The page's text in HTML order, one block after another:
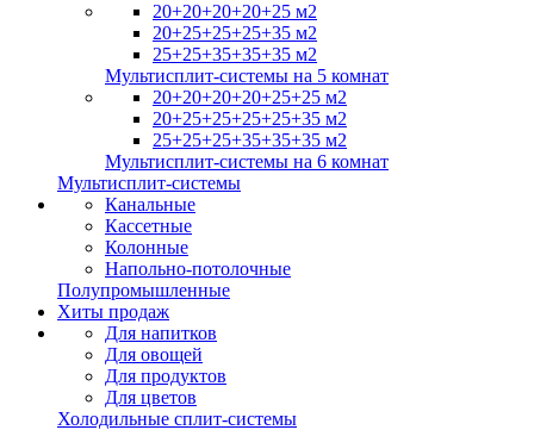
20+20+20+20+25 м2
20+25+25+25+35 м2
25+25+35+35+35 м2
Мультисплит-системы на 5 комнат
20+20+20+20+25+25 м2
20+25+25+25+25+35 м2
25+25+25+35+35+35 м2
Мультисплит-системы на 6 комнат
Мультисплит-системы
Канальные
Кассетные
Колонные
Напольно-потолочные
Полупромышленные
Хиты продаж
Для напитков
Для овощей
Для продуктов
Для цветов
Холодильные сплит-системы